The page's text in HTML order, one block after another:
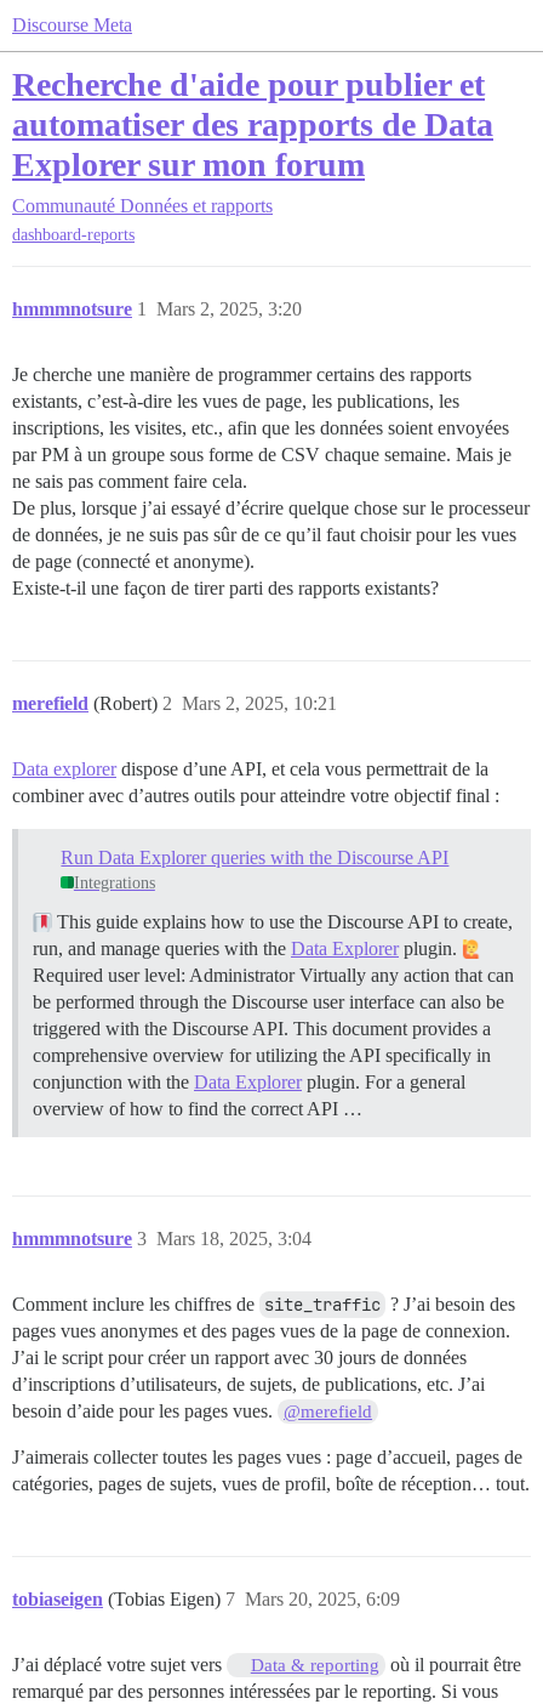
Discourse Meta
Recherche d'aide pour publier et
automatiser des rapports de Data
Explorer sur mon forum
Communauté Données et rapports
dashboard-reports
hmmmnotsure Mars 2, 2025, 3:20
1
Je cherche une manière de programmer certains des rapports
existants, c’est-à-dire les vues de page, les publications, les
inscriptions, les visites, etc., afin que les données soient envoyées
par PM à un groupe sous forme de CSV chaque semaine. Mais je
ne sais pas comment faire cela.
De plus, lorsque j’ai essayé d’écrire quelque chose sur le processeur
de données, je ne suis pas sûr de ce qu’il faut choisir pour les vues
de page (connecté et anonyme).
Existe-t-il une façon de tirer parti des rapports existants?
merefield (Robert) Mars 2, 2025, 10:21
2
Data explorerdispose d’une API, et cela vous permettrait de la
combiner avec d’autres outils pour atteindre votre objectif final :
Run Data Explorer queries with the Discourse API
Integrations
This guide explains how to use the Discourse API to create,
run, and manage queries with the Data Explorerplugin.
Required user level: Administrator Virtually any action that can
be performed through the Discourse user interface can also be
triggered with the Discourse API. This document provides a
comprehensive overview for utilizing the API specifically in
conjunction with the Data Explorerplugin. For a general
overview of how to find the correct API …
hmmmnotsure Mars 18, 2025, 3:04
3
Comment inclure les chiffres de site_traffic ? J’ai besoin des
pages vues anonymes et des pages vues de la page de connexion.
J’ai le script pour créer un rapport avec 30 jours de données
d’inscriptions d’utilisateurs, de sujets, de publications, etc. J’ai
besoin d’aide pour les pages vues.
@merefield
J’aimerais collecter toutes les pages vues : page d’accueil, pages de
catégories, pages de sujets, vues de profil, boîte de réception… tout.
tobiaseigen (Tobias Eigen) Mars 20, 2025, 6:09
7
J’ai déplacé votre sujet vers Data & reporting
où il pourrait être
remarqué par des personnes intéressées par le reporting. Si vous